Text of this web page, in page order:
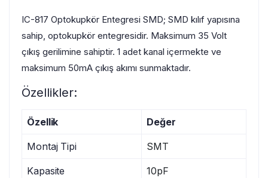
IC-817 Optokupkör Entegresi SMD; SMD kılıf yapısına
sahip, optokupkör entegresidir. Maksimum 35 Volt
çıkış gerilimine sahiptir. 1 adet kanal içermekte ve
maksimum 50mA çıkış akımı sunmaktadır.
Özellikler:
Özellik Değer
Montaj Tipi SMT
Kapasite 10pF